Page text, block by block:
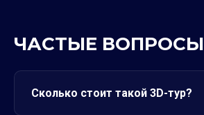
ЧАСТЫЕ ВОПРОСЫ
Сколько стоит такой 3D-тур?